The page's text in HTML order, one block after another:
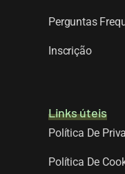
Perguntas
Inscrição
Links úteis
Política De
Política De